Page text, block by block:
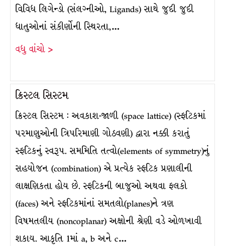
વિવિધ લિગેન્ડો (સંલગ્નીઓ, Ligands) સાથે જુદી જુદી
ધાતુઓનાં સંકીર્ણોની સ્થિરતા,…
વધુ વાંચો >
ક્રિસ્ટલ સિસ્ટમ
ક્રિસ્ટલ સિસ્ટમ : અવકાશ-જાળી (space lattice) (સ્ફટિકમાં
પરમાણુઓની ત્રિપરિમાણી ગોઠવણી) દ્વારા નક્કી કરાતું
સ્ફટિકનું સ્વરૂપ. સમમિતિ તત્વો(elements of symmetry)નું
સહયોજન (combination) એ પ્રત્યેક સ્ફટિક પ્રણાલીની
લાક્ષણિકતા હોય છે. સ્ફટિકની બાજુઓ અથવા ફલકો
(faces) અને સ્ફટિકમાંનાં સમતલો(planes)ને ત્રણ
વિષમતલીય (noncoplanar) અક્ષોની શ્રેણી વડે ઓળખાવી
શકાય. આકૃતિ 1માં a, b અને c…